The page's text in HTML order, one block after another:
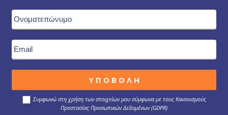
Συμφωνώ στη χρήση των στοιχείων μου σύμφωνα με τους Κανονισμούς
Προστασίας Προσωπικών Δεδομένων (GDPR)